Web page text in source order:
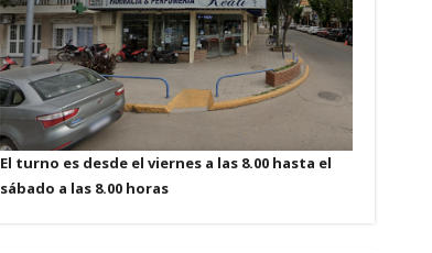
El turno es desde el viernes a las 8.00 hasta el
sábado a las 8.00 horas